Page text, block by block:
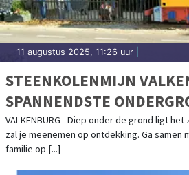
11 augustus 2025, 11:26 uur
STEENKOLENMIJN
SPANNENDSTE
UIT IN VALKENBURG
VALKENBURG - Diep onder de grond ligt
zal je meenemen op ontdekking. Ga samen
familie op [...]